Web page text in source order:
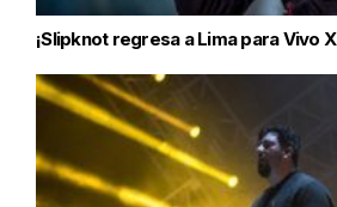
¡Slipknot regresa a Lima para Vivo